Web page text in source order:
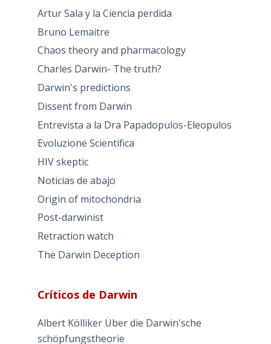
Artur Sala y la Ciencia perdida
Bruno Lemaitre
Chaos theory and pharmacology
Charles Darwin- The truth?
Darwin's predictions
Dissent from Darwin
Entrevista a la Dra Papadopulos-Eleopulos
Evoluzione Scientifica
HIV skeptic
Noticias de abajo
Origin of mitochondria
Post-darwinist
Retraction watch
The Darwin Deception
Críticos de Darwin
Albert Kölliker Über die Darwin'sche
schöpfungstheorie